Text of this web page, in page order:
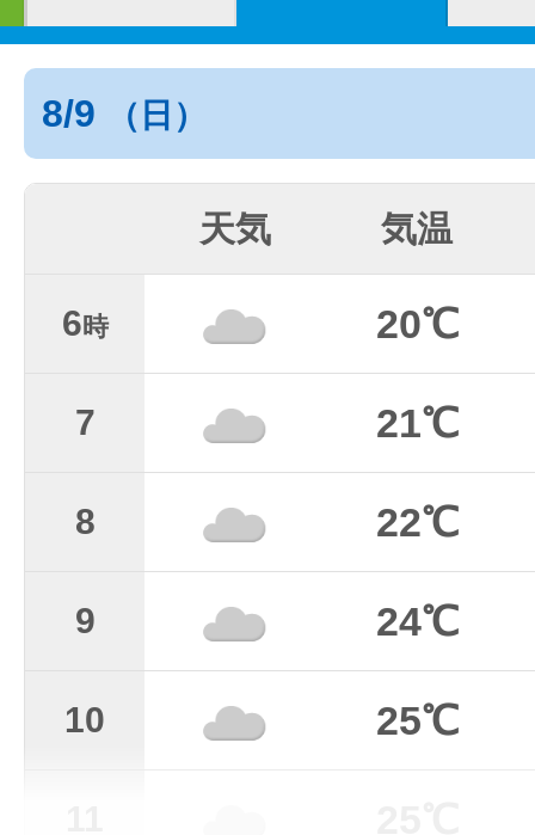
8/9 （日）
天気 気温
6時 20℃
7 21℃
8 22℃
9 24℃
10 25℃